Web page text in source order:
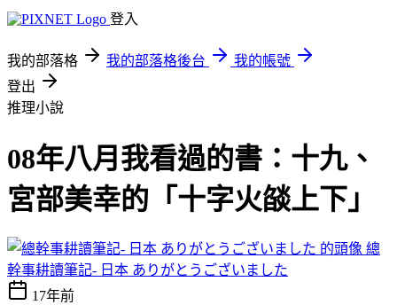
登入
我的部落格 我的部落格後台
我的帳號
登出
推理小說
08年八月我看過的書：十九、
宮部美幸的「十字火燄上下」
總
幹事耕讀筆記- 日本 ありがとうございました
17年前